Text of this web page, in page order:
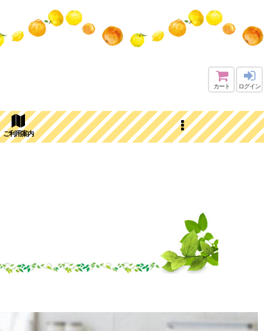
カート ログイン
ご利用案内